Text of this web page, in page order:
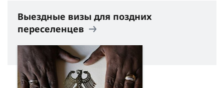
Выездные визы для поздних
переселенцев